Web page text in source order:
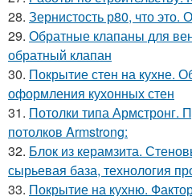
28. Зернистость р80, что это.
29. Обратные клапаны для
обратный клапан
30. Покрытие стен на кухне.
оформления кухонных стен
31. Потолки типа Армстронг.
потолков Armstrong:
32. Блок из керамзита.
сырьевая база, технология
33. Покрытие на кухню.